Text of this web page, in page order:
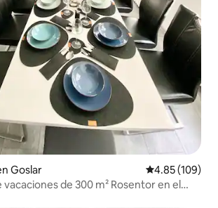
Goslar Calificación
4.85 (109)
de 300 m² Rosentor en el